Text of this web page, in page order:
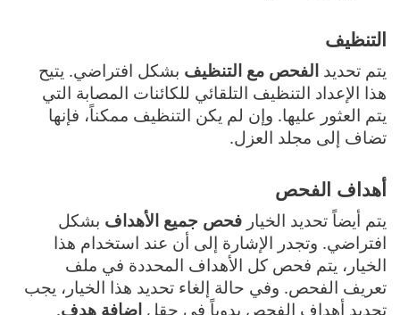
التنظيف
يتم تحديد الفحص مع التنظيف بشكل افتراضي. يتيح
هذا الإعداد التنظيف التلقائي للكائنات المصابة التي
يتم العثور عليها. وإن لم يكن التنظيف ممكناً، فإنها
تضاف إلى مجلد العزل.
أهداف الفحص
يتم أيضاً تحديد الخيار فحص جميع الأهداف بشكل
افتراضي. وتجدر الإشارة إلى أن عند استخدام هذا
الخيار، يتم فحص كل الأهداف المحددة في ملف
تعريف الفحص. وفي حالة إلغاء تحديد هذا الخيار، يجب
تحديد أهداف الفحص يدوياً في حقل إضافة هدف.